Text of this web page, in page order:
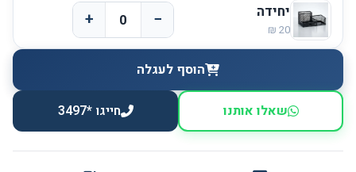
יחידה −
+
הוסף לעגלה
שאלו אותנו חייגו *3497